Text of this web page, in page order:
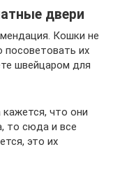
двери
Кошки не
их
швейцаром для
что они
то сюда и все
это их